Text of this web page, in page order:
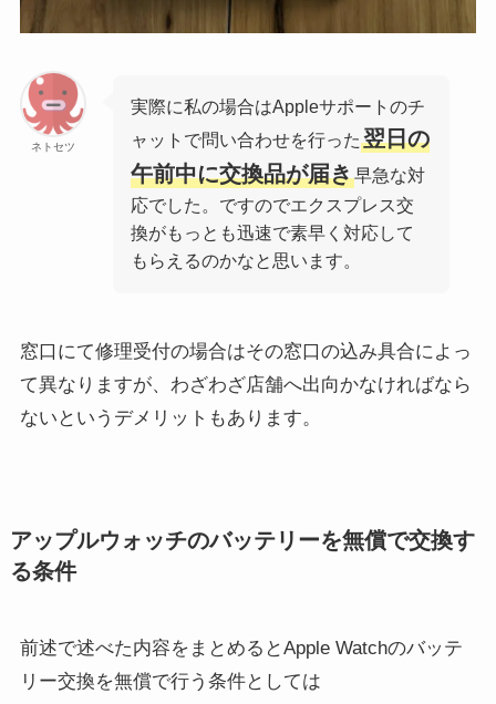
ネトセツ
実際に私の場合はAppleサポートのチ
ャットで問い合わせを行った翌日の
午前中に交換品が届き早急な対
応でした。ですのでエクスプレス交
換がもっとも迅速で素早く対応して
もらえるのかなと思います。
窓口にて修理受付の場合はその窓口の込み具合によっ
て異なりますが、わざわざ店舗へ出向かなければなら
ないというデメリットもあります。
アップルウォッチのバッテリーを無償で交換す
る条件
前述で述べた内容をまとめるとApple Watchのバッテ
リー交換を無償で行う条件としては